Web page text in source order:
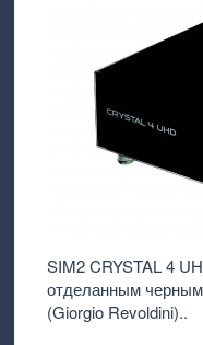
SIM2 CRYSTAL 4
отделанным
(Giorgio Revoldini)..